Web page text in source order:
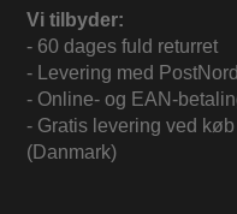
Vi tilbyder:
- 60 dages fuld returret
- Levering med
- Online- og EAN-
- Gratis levering ved
(Danmark)